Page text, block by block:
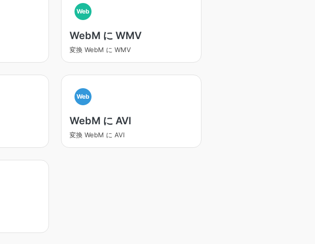
Web
WebM に WMV
変換 WebM に WMV
Web
WebM に AVI
変換 WebM に AVI